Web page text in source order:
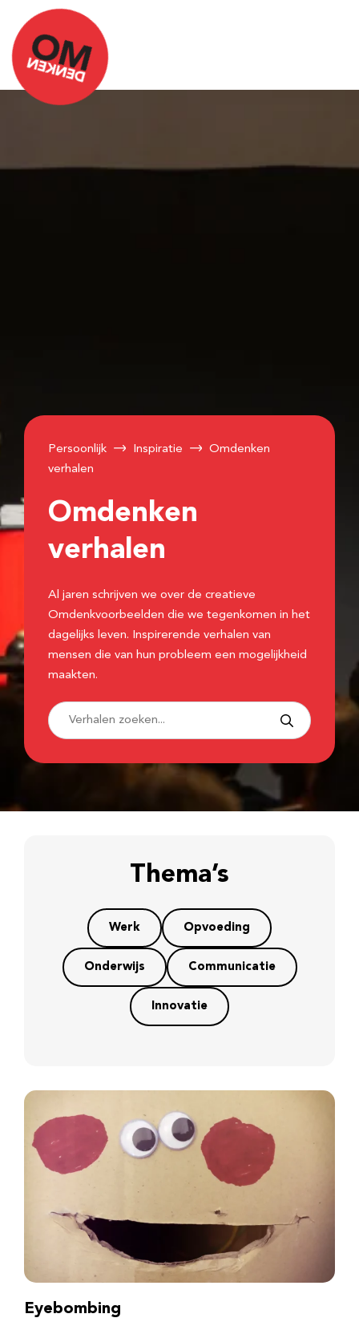
Persoonlijk Inspiratie
Omdenken
verhalen
Omdenken
verhalen
Al jaren schrijven we over de creatieve
Omdenkvoorbeelden die we tegenkomen in het
dagelijks leven. Inspirerende verhalen van
mensen die van hun probleem een mogelijkheid
maakten.
Thema’s
Werk Opvoeding
Onderwijs Communicatie
Innovatie
Eyebombing